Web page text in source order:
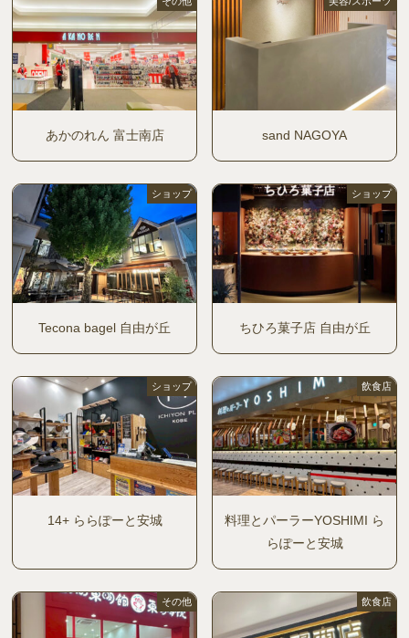
あかのれん 富士南店 sand NAGOYA
ショップ
Tecona bagel 自由が丘
ショップ
ちひろ菓子店 自由が丘
ショップ
14+ ららぽーと安城
飲食店
料理とパーラーYOSHIMI ら
らぽーと安城
その他 飲食店